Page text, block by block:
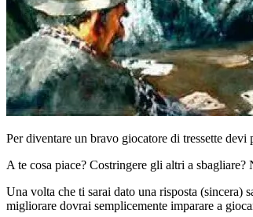
Per diventare un bravo giocatore di tressette
A te cosa piace? Costringere gli altri a
Una volta che ti sarai dato una risposta
migliorare dovrai semplicemente imparare a